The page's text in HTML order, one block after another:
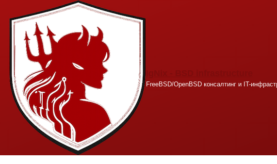
Перейти к основному содержанию
FreeBSD/OpenBSD консалтинг и IT-